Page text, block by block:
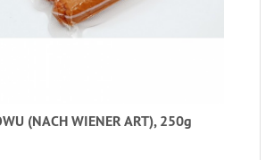
(NACH WIENER ART), 250g